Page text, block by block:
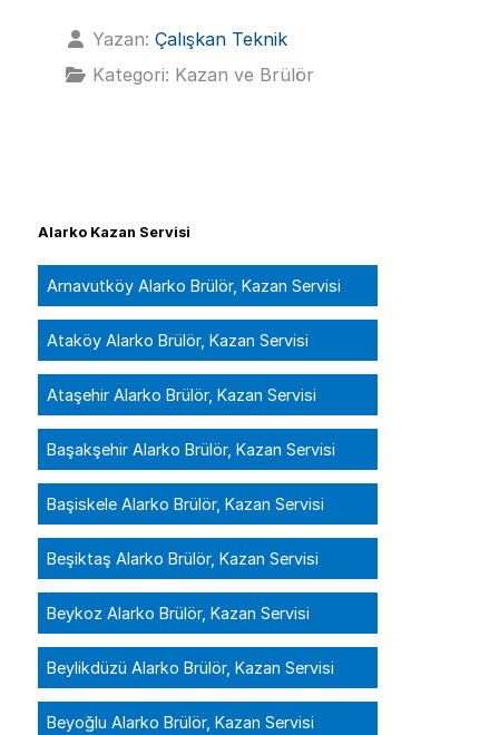
Yazan: Çalışkan Teknik
Kategori: Kazan ve Brülör
Alarko Kazan Servisi
Arnavutköy Alarko Brülör, Kazan Servisi
Ataköy Alarko Brülör, Kazan Servisi
Ataşehir Alarko Brülör, Kazan Servisi
Başakşehir Alarko Brülör, Kazan Servisi
Başiskele Alarko Brülör, Kazan Servisi
Beşiktaş Alarko Brülör, Kazan Servisi
Beykoz Alarko Brülör, Kazan Servisi
Beylikdüzü Alarko Brülör, Kazan Servisi
Beyoğlu Alarko Brülör, Kazan Servisi